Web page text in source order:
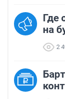
Где
на
2